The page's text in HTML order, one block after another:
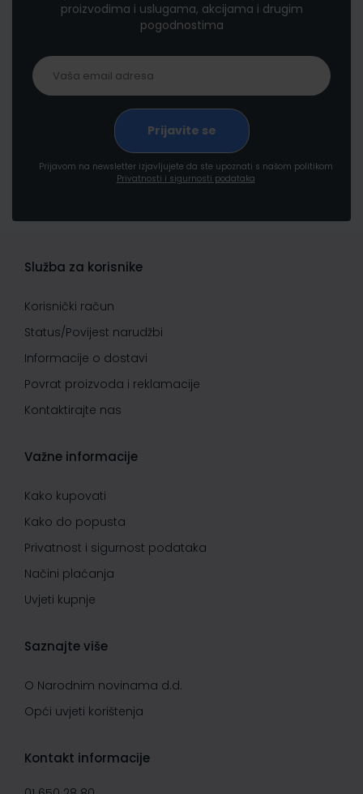
proizvodima i uslugama, akcijama i drugim
pogodnostima
Prijavom na newsletter izjavljujete da ste upoznati s našom politikom
Privatnosti i sigurnosti podataka
Služba za korisnike
Korisnički račun
Status/Povijest narudžbi
Informacije o dostavi
Povrat proizvoda i reklamacije
Kontaktirajte nas
Važne informacije
Kako kupovati
Kako do popusta
Privatnost i sigurnost podataka
Načini plaćanja
Uvjeti kupnje
Saznajte više
O Narodnim novinama d.d.
Opći uvjeti korištenja
Kontakt informacije